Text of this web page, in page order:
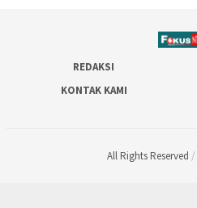
REDAKSI
KONTAK KAMI
All Rights Reserved /